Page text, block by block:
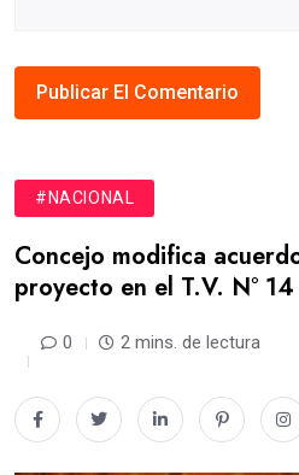
#NACIONAL
Concejo modifica
proyecto en el T.V. N° 14
0 2 mins. de lectura